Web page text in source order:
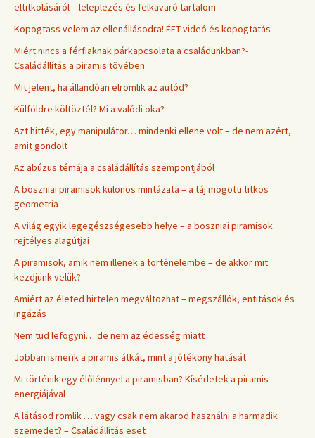
eltitkolásáról – leleplezés és felkavaró tartalom
Kopogtass velem az ellenállásodra! ÉFT videó és kopogtatás
Miért nincs a férfiaknak párkapcsolata a családunkban?-
Családállítás a piramis tövében
Mit jelent, ha állandóan elromlik az autód?
Külföldre költöztél? Mi a valódi oka?
Azt hitték, egy manipulátor… mindenki ellene volt – de nem azért,
amit gondolt
Az abúzus témája a családállítás szempontjából
A boszniai piramisok különös mintázata – a táj mögötti titkos
geometria
A világ egyik legegészségesebb helye – a boszniai piramisok
rejtélyes alagútjai
A piramisok, amik nem illenek a történelembe – de akkor mit
kezdjünk velük?
Amiért az életed hirtelen megváltozhat – megszállók, entitások és
ingázás
Nem tud lefogyni… de nem az édesség miatt
Jobban ismerik a piramis átkát, mint a jótékony hatását
Mi történik egy élőlénnyel a piramisban? Kísérletek a piramis
energiájával
A látásod romlik … vagy csak nem akarod használni a harmadik
szemedet? – Családállítás eset